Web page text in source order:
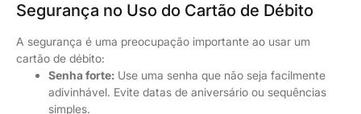
Segurança no Uso do Cartão de Débito
A segurança é uma preocupação importante ao usar um
cartão de débito:
Senha forte: Use uma senha que não seja facilmente
adivinhável. Evite datas de aniversário ou sequências
simples.